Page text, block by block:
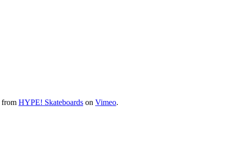
from HYPE! Skateboards on Vimeo.